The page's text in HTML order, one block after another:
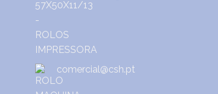
comercial@csh.pt